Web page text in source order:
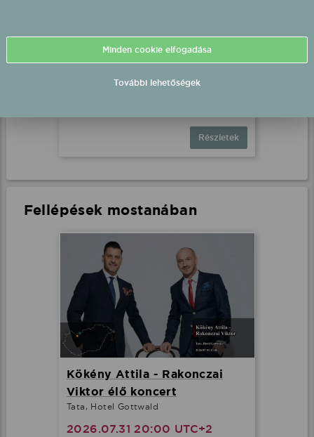
Peter Srámek fellépés
Kemenesszentpéter, Szabadtér
Részletek
Fellépések mostanában
Kökény Attila - Rakonczai
Viktor élő koncert
Tata, Hotel Gottwald
2026.07.31 20:00 UTC+2
Minden cookie elfogadása
További lehetőségek